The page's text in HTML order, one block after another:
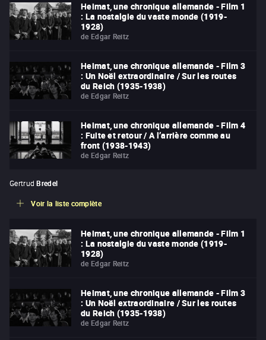
Heimat, une chronique allemande - Film 1
: La nostalgie du vaste monde (1919-
1928)
de Edgar Reitz
Heimat, une chronique allemande - Film 3
: Un Noël extraordinaire / Sur les routes
du Reich (1935-1938)
de Edgar Reitz
Heimat, une chronique allemande - Film 4
: Fuite et retour / A l’arrière comme au
front (1938-1943)
de Edgar Reitz
Gertrud Bredel
Voir la liste complète
Heimat, une chronique allemande - Film 1
: La nostalgie du vaste monde (1919-
1928)
de Edgar Reitz
Heimat, une chronique allemande - Film 3
: Un Noël extraordinaire / Sur les routes
du Reich (1935-1938)
de Edgar Reitz